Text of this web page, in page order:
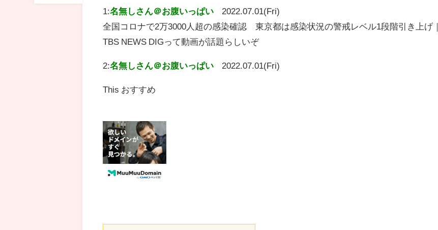
1:名無しさん＠お腹いっぱい
2022.07.01(Fri)
全国コロナで2万3000人超の感染確認 東京都は感染状況の警戒レベル1段階引き上げ｜
TBS NEWS DIGって動画が話題らしいぞ
2:名無しさん＠お腹いっぱい 2022.07.01(Fri)
This おすすめ